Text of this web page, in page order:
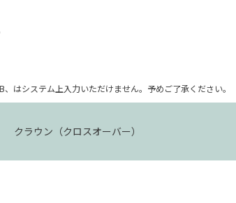
はシステム上入力いただけません。予めご了承ください。
クラウン（クロスオーバー）